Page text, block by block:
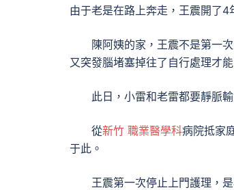
由于老是在路上奔走，王震開了4
陳阿姨的家，王震不是第一
又突發腦堵塞掉往了自行處理才
此日，小雷和老雷都要靜脈
從新竹 職業醫學科病院抵家
于此。
王震第一次停止上門護理，